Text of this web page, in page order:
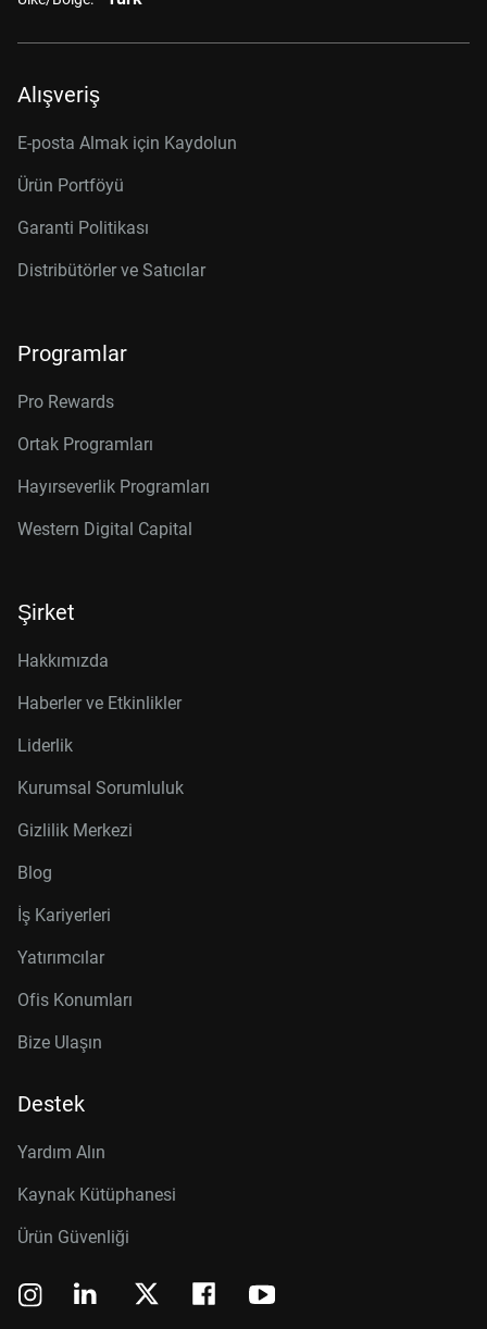
Alışveriş
E-posta Almak için Kaydolun
Ürün Portföyü
Garanti Politikası
Distribütörler ve Satıcılar
Programlar
Pro Rewards
Ortak Programları
Hayırseverlik Programları
Western Digital Capital
Şirket
Hakkımızda
Haberler ve Etkinlikler
Liderlik
Kurumsal Sorumluluk
Gizlilik Merkezi
Blog
İş Kariyerleri
Yatırımcılar
Ofis Konumları
Bize Ulaşın
Destek
Yardım Alın
Kaynak Kütüphanesi
Ürün Güvenliği